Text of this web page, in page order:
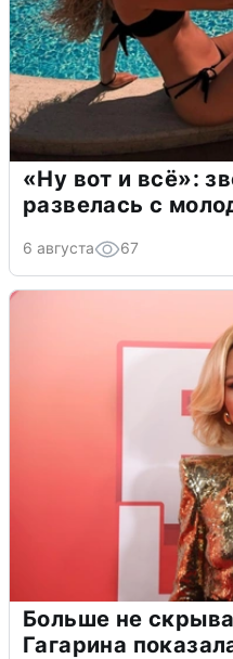
«Ну вот и всё»:
развелась с
6 августа 67
Больше не
Гагарина